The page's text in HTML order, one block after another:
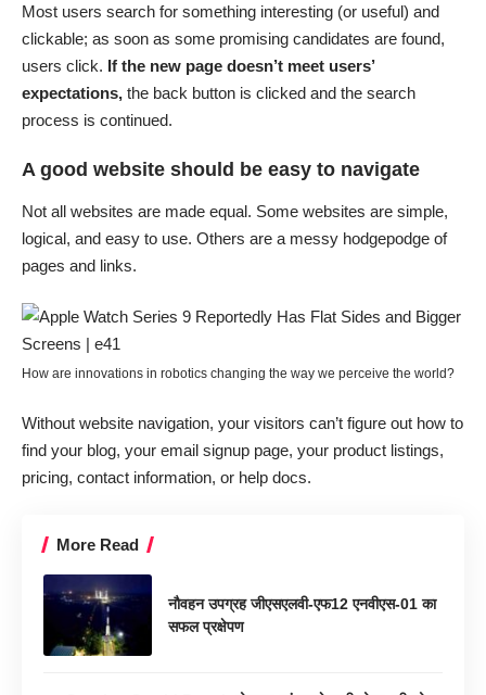
Most users search for something interesting (or useful) and
clickable; as soon as some promising candidates are found,
users click. If the new page doesn’t meet users’
expectations, the back button is clicked and the search
process is continued.
A good website should be easy to navigate
Not all websites are made equal. Some websites are simple,
logical, and easy to use. Others are a messy hodgepodge of
pages and links.
How are innovations in robotics changing the way we perceive the world?
Without website navigation, your visitors can’t figure out how to
find your blog, your email signup page, your product listings,
pricing, contact information, or help docs.
More Read
नाैवहन उपग्रह जीएसएलवी-एफ12 एनवीएस-01 का
सफल प्रक्षेपण